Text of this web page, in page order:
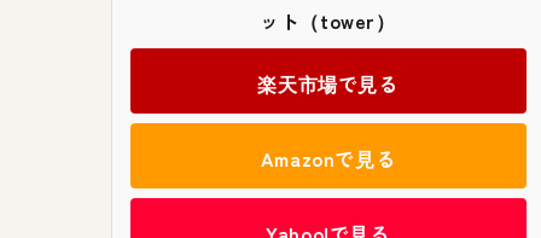
ット（tower）
楽天市場で見る
Amazonで見る